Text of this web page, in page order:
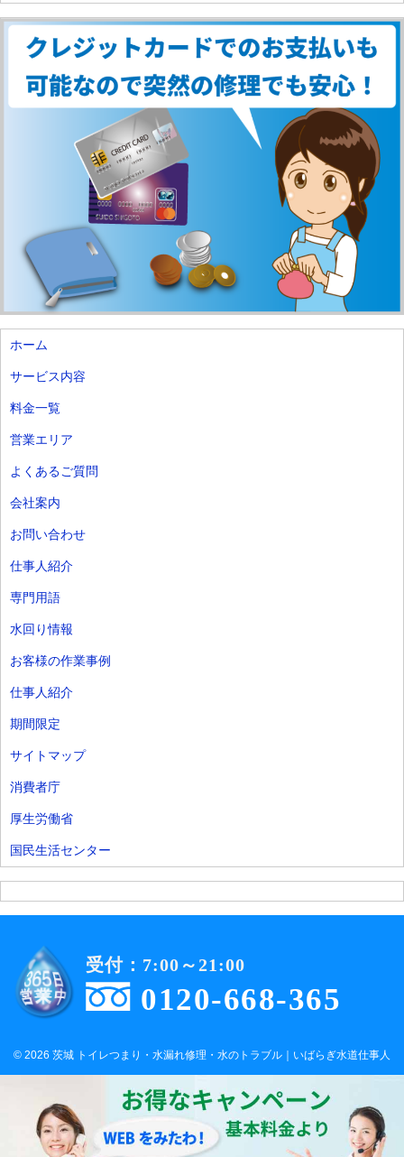
ホーム
サービス内容
料金一覧
営業エリア
よくあるご質問
会社案内
お問い合わせ
仕事人紹介
専門用語
水回り情報
お客様の作業事例
仕事人紹介
期間限定
サイトマップ
消費者庁
厚生労働省
国民生活センター
0120-668-365
受付：7:00～21:00
© 2026 茨城 トイレつまり・水漏れ修理・水のトラブル｜いばらぎ水道仕事人